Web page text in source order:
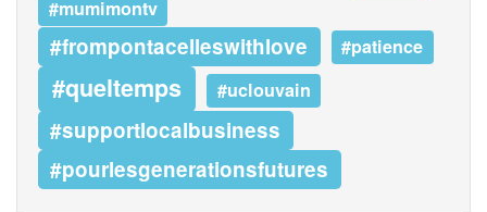
#mumimontv
#frompontacelleswithlove #patience
#queltemps #uclouvain
#supportlocalbusiness
#pourlesgenerationsfutures